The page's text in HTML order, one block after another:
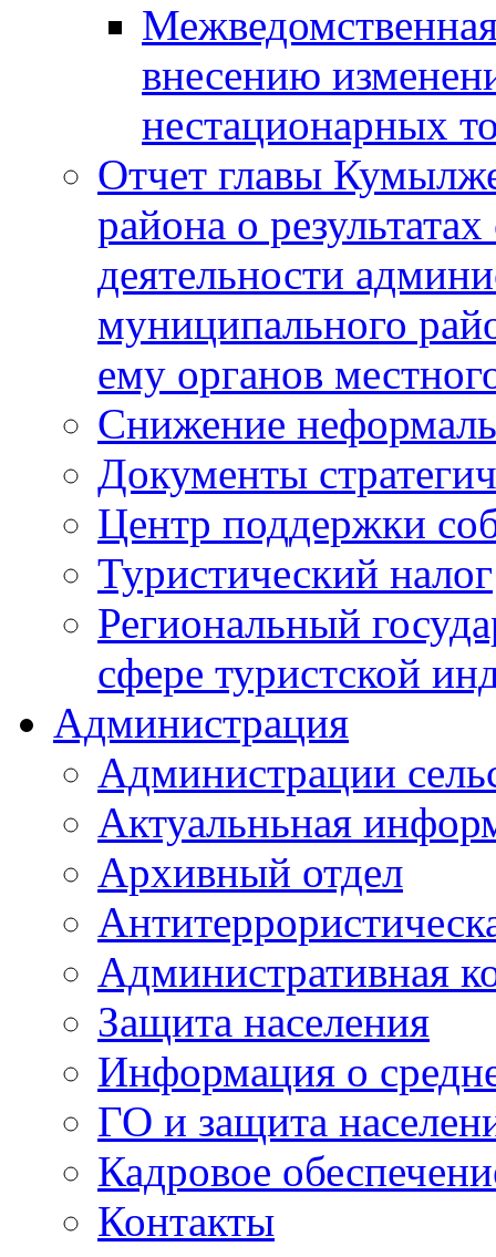
внесению
нестационарных
Отчет главы
района о
деятельности
муниципального
ему органов
Снижение
Документы
Центр поддержки
Туристический налог
Региональный
сфере туристской
Администрация
Администрации
Актуальньная
Архивный отдел
Административная
Защита населения
Информация о
ГО и защита
Кадровое
Контакты